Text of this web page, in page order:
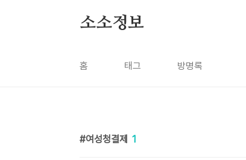
소소정보
홈 태그 방명록
여성청결제 1